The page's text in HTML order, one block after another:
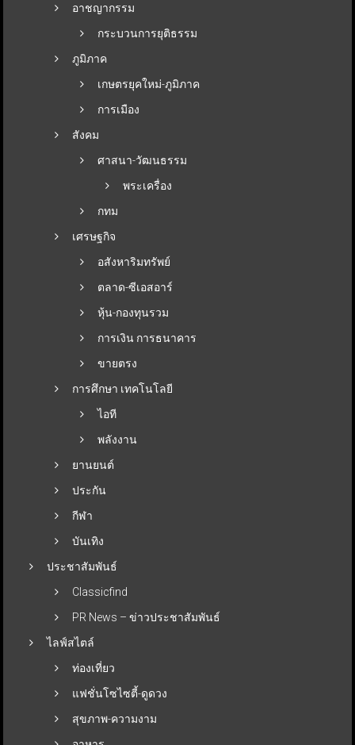
อาชญากรรม
กระบวนการยุติธรรม
ภูมิภาค
เกษตรยุคใหม่-ภูมิภาค
การเมือง
สังคม
ศาสนา-วัฒนธรรม
พระเครื่อง
กทม
เศรษฐกิจ
อสังหาริมทรัพย์
ตลาด-ซีเอสอาร์
หุ้น-กองทุนรวม
การเงิน การธนาคาร
ขายตรง
การศึกษา เทคโนโลยี
ไอที
พลังงาน
ยานยนต์
ประกัน
กีฬา
บันเทิง
ประชาสัมพันธ์
Classicfind
PR News – ข่าวประชาสัมพันธ์
ไลฟ์สไตล์
ท่องเที่ยว
แฟชั่นโซไซตี้-ดูดวง
สุขภาพ-ความงาม